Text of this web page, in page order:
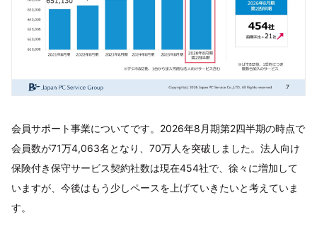
会員サポート事業についてです。2026年8月期第2四半期の時点で
会員数が71万4,063名となり、70万人を突破しました。法人向け
保険付き保守サービス契約社数は現在454社で、徐々に増加して
いますが、今後はもう少しペースを上げていきたいと考えていま
す。